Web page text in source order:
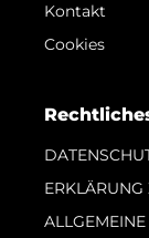
Kontakt
Cookies